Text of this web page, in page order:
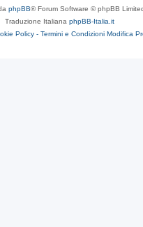
phpBB® Forum Software © phpBB
Traduzione Italiana phpBB-Italia.it
Policy - Termini e Condizioni Modifica